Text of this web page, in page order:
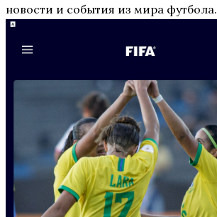
новости и события из мира футбола.